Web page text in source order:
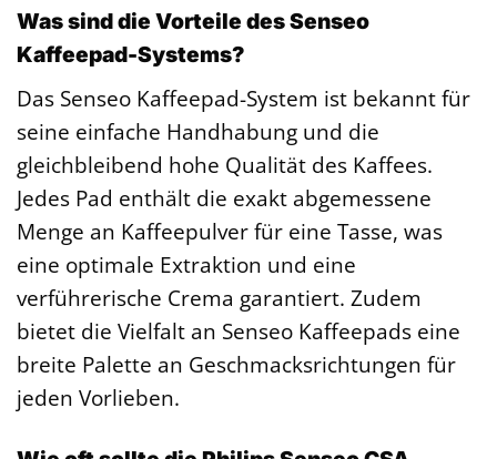
Was sind die Vorteile des Senseo
Kaffeepad-Systems?
Das Senseo Kaffeepad-System ist bekannt für
seine einfache Handhabung und die
gleichbleibend hohe Qualität des Kaffees.
Jedes Pad enthält die exakt abgemessene
Menge an Kaffeepulver für eine Tasse, was
eine optimale Extraktion und eine
verführerische Crema garantiert. Zudem
bietet die Vielfalt an Senseo Kaffeepads eine
breite Palette an Geschmacksrichtungen für
jeden Vorlieben.